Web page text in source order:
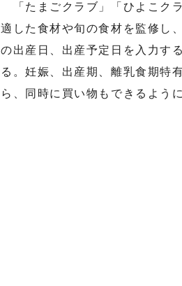
「たまごクラブ」「ひよこク
適した食材や旬の食材を監修し
の出産日、出産予定日を入力す
る。妊娠、出産期、離乳食期特
ら、同時に買い物もできるよう